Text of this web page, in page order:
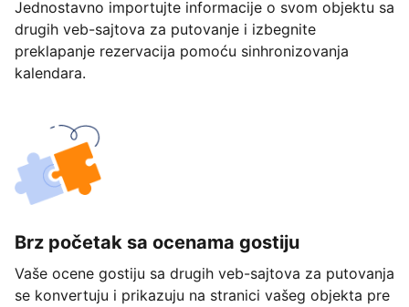
Jednostavno importujte informacije o svom objektu sa
drugih veb-sajtova za putovanje i izbegnite
preklapanje rezervacija pomoću sinhronizovanja
kalendara.
Brz početak sa ocenama gostiju
Vaše ocene gostiju sa drugih veb-sajtova za putovanja
se konvertuju i prikazuju na stranici vašeg objekta pre